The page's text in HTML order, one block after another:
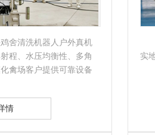
舍清洗机器人户外真机
程、水压均衡性、多角
禽场客户提供可靠设备
情
实